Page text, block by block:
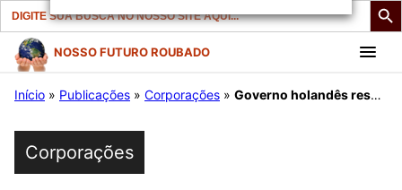
Search
for:
Pular
para
conteúdo
NOSSO FUTURO ROUBADO
Início » Publicações » Corporações » Governo holandês responsabiliza 3M por danos causados ​​por ‘químicos eternos’
Corporações